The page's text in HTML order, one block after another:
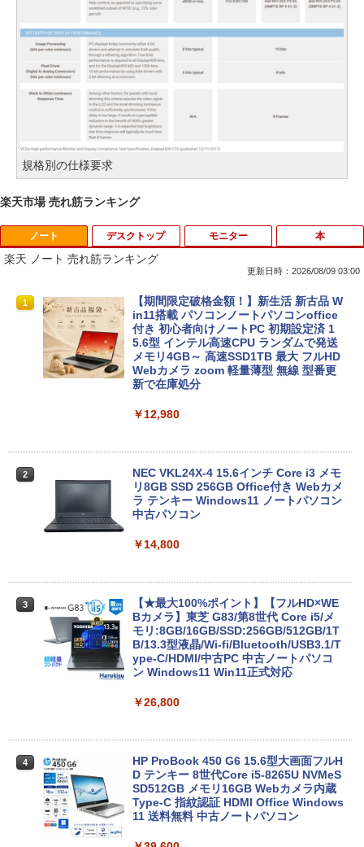
規格別の仕様要求
楽天市場 売れ筋ランキング
ノート
楽天 ノート 売れ筋ランキング
更新日時：2026/08/09 03:00
1
【期間限定破格金額！】新生活 新古品 W
in11搭載 パソコンノートパソコンoffice
付き 初心者向けノートPC 初期設定済 1
5.6型 インテル高速CPU ランダムで発送
メモリ4GB～ 高速SSD1TB 最大 フルHD
Webカメラ zoom 軽量薄型 無線 型番更
新で在庫処分
￥12,980
2
NEC VKL24X-4 15.6インチ Core i3 メモ
リ8GB SSD 256GB Office付き Webカメ
ラ テンキー Windows11 ノートパソコン
中古パソコン
￥14,800
3
【★最大100%ポイント】【フルHD×WE
Bカメラ】東芝 G83/第8世代 Core i5/メ
モリ:8GB/16GB/SSD:256GB/512GB/1T
B/13.3型液晶/Wi-fi/Bluetooth/USB3.1/T
ype-C/HDMI/中古PC 中古ノートパソコ
ン Windows11 Win11正式対応
￥26,800
4
HP ProBook 450 G6 15.6型大画面フルH
D テンキー 8世代Core i5-8265U NVMeS
SD512GB メモリ16GB Webカメラ内蔵
Type-C 指紋認証 HDMI Office Windows
11 送料無料 中古ノートパソコン
デスクトップ モニター 本